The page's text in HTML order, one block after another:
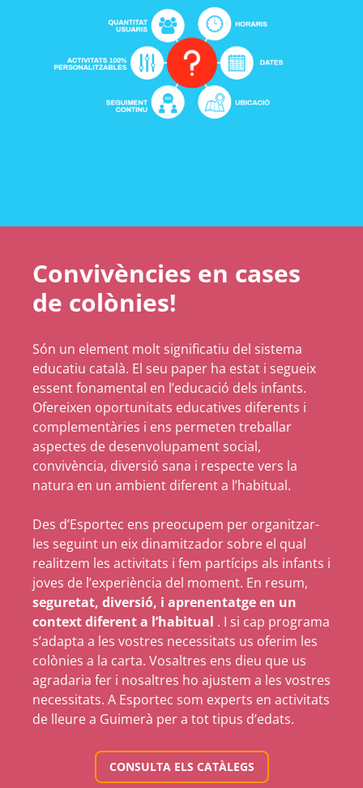
Convivències en cases
de colònies!
Són un element molt significatiu del sistema
educatiu català. El seu paper ha estat i segueix
essent fonamental en l’educació dels infants.
Ofereixen oportunitats educatives diferents i
complementàries i ens permeten treballar
aspectes de desenvolupament social,
convivència, diversió sana i respecte vers la
natura en un ambient diferent a l’habitual.
Des d’Esportec ens preocupem per organitzar-
les seguint un eix dinamitzador sobre el qual
realitzem les activitats i fem partícips als infants i
joves de l’experiència del moment. En resum,
seguretat, diversió, i aprenentatge en un
context diferent a l’habitual . I si cap programa
s’adapta a les vostres necessitats us oferim les
colònies a la carta. Vosaltres ens dieu que us
agradaria fer i nosaltres ho ajustem a les vostres
necessitats. A Esportec som experts en activitats
de lleure a Guimerà per a tot tipus d’edats.
CONSULTA ELS CATÀLEGS